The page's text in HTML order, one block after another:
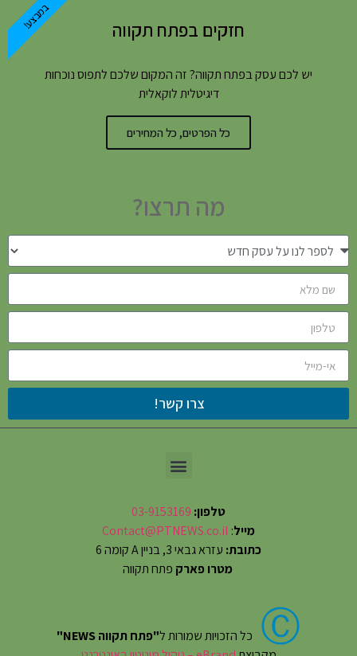
חזקים בפתח תקווה
יש לכם עסק בפתח תקווה? זה המקום שלכם לתפוס נוכחות
דיגיטלית לוקאלית
כל הפרטים, כל המחירים
במבצע!
מה תרצו?
צרו קשר!
טלפון: 03-9153169
מייל:
Contact@PTNEWS.co.il
כתובת: עזרא גבאי 3, בניין A קומה 6
מטרו פארק פתח תקווה
Ⓒ כל הזכויות שמורות ל"פתח תקווה NEWS"